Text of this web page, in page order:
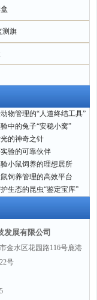
测旗
物管理的“人道终结工具”
中的兔子“安稳小窝”
的神奇之针
验的可靠伙伴
小鼠饲养的理想居所
饲养管理的高效平台
生态的昆虫“鉴定宝库”
发展有限公司
金水区花园路116号鹿港
号